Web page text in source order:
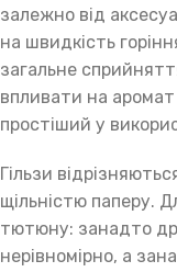
залежно від
на швидкість
загальне
впливати на
простіший у
Гільзи
щільністю паперу.
тютюну: занадто
нерівномірно, а